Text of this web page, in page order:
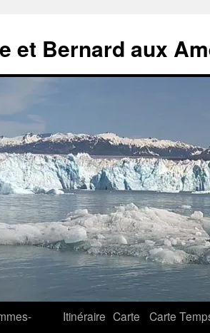
et Bernard aux
Itinéraire Carte
Carte